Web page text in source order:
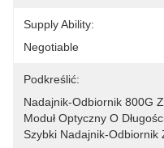
Supply Ability:
Negotiable
Podkreślić:
Nadajnik-Odbiornik 800G
Moduł Optyczny O
Szybki Nadajnik-Odbiornik